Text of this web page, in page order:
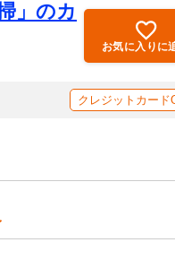
」のカ
お気に入りに
クレジットカード